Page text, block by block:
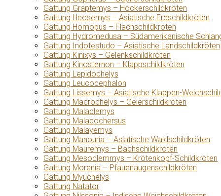
Gattung Graptemys – Höckerschildkröten
Gattung Heosemys – Asiatische Erdschildkröten
Gattung Homopus – Flachschildkröten
Gattung Hydromedusa – Südamerikanische
Gattung Indotestudo – Asiatische Landschildkröten
Gattung Kinixys – Gelenkschildkröten
Gattung Kinosternon – Klappschildkröten
Gattung Lepidochelys
Gattung Leucocephalon
Gattung Lissemys – Asiatische Klappen-
Gattung Macrochelys – Geierschildkröten
Gattung Malaclemys
Gattung Malacochersus
Gattung Malayemys
Gattung Manouria – Asiatische Waldschildkröten
Gattung Mauremys – Bachschildkröten
Gattung Mesoclemmys – Krötenkopf-Schildkröten
Gattung Morenia – Pfauenaugenschildkröten
Gattung Myuchelys
Gattung Natator